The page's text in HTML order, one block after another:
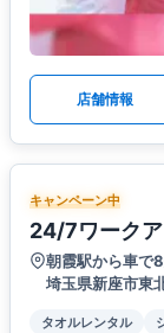
店舗情報
キャンペーン中
24/7ワーク
朝霞駅から車で
埼玉県新座市東
タオルレンタル